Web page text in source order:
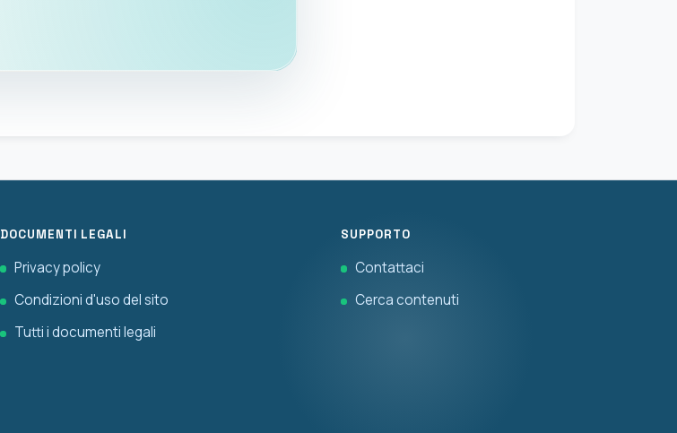
DOCUMENTI LEGALI
Privacy policy
Condizioni d'uso del sito
Tutti i documenti legali
SUPPORTO
Contattaci
Cerca contenuti